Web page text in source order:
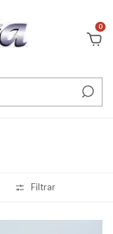
0
Filtrar